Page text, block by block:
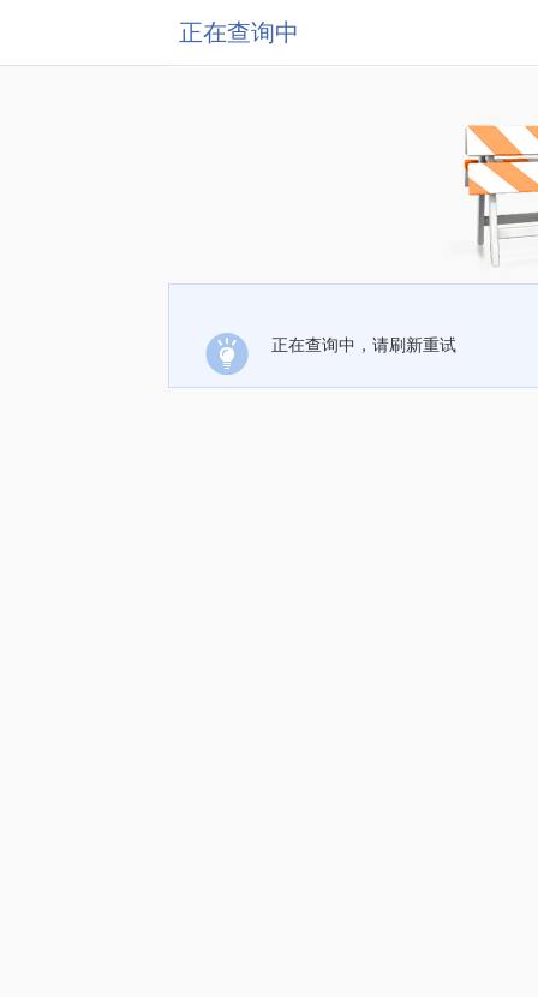
正在查询中
正在查询中，请刷新重试